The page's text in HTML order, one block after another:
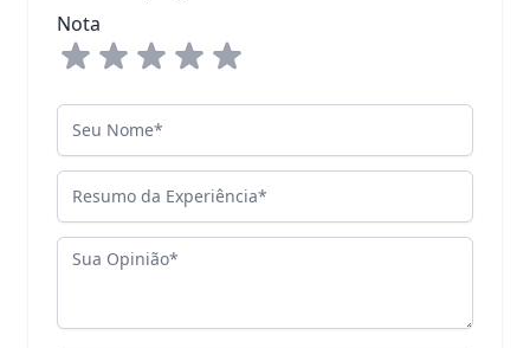
Nota
Seu Nome
Resumo da Experiência
Sua Opinião